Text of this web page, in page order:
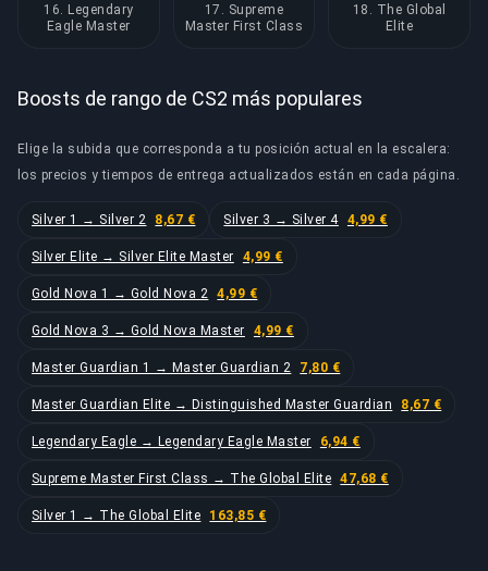
16. Legendary
Eagle Master
17. Supreme
Master First Class
18. The Global
Elite
Boosts de rango de CS2 más populares
Elige la subida que corresponda a tu posición actual en la escalera:
los precios y tiempos de entrega actualizados están en cada página.
Silver 1 → Silver 2 8,67 € Silver 3 → Silver 4 4,99 €
Silver Elite → Silver Elite Master 4,99 €
Gold Nova 1 → Gold Nova 2 4,99 €
Gold Nova 3 → Gold Nova Master 4,99 €
Master Guardian 1 → Master Guardian 2 7,80 €
Master Guardian Elite → Distinguished Master Guardian 8,67 €
Legendary Eagle → Legendary Eagle Master 6,94 €
Supreme Master First Class → The Global Elite 47,68 €
Silver 1 → The Global Elite 163,85 €